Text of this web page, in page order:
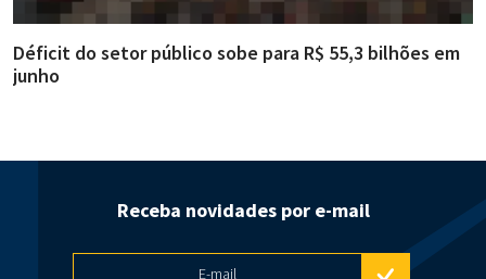
Déficit do setor público sobe para R$ 55,3 bilhões em
junho
Receba novidades por e-mail
E-mail